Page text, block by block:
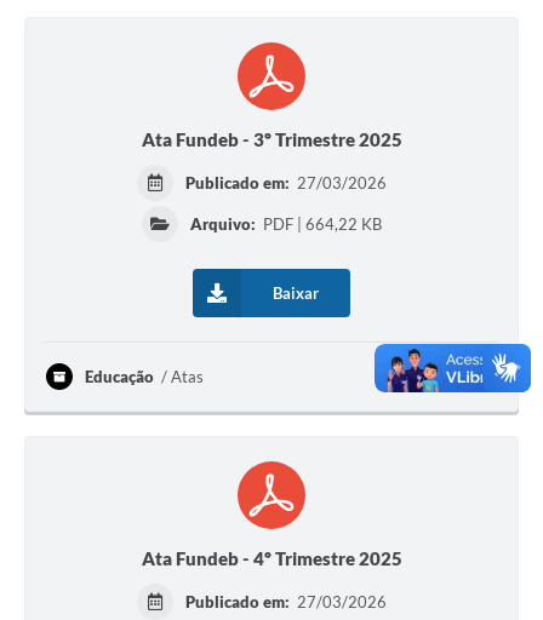
Ata Fundeb - 3º Trimestre 2025
Publicado em: 27/03/2026
Arquivo: PDF | 664,22 KB
Baixar
Educação Atas
Ata Fundeb - 4º Trimestre 2025
Publicado em: 27/03/2026